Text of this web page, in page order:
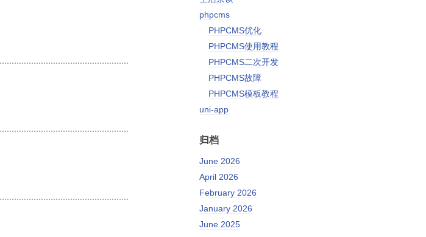
phpcms
PHPCMS优化
PHPCMS使用教程
PHPCMS二次开发
PHPCMS故障
PHPCMS模板教程
uni-app
归档
June 2026
April 2026
February 2026
January 2026
June 2025